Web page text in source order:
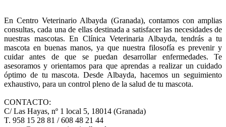
En Centro Veterinario Albayda (Granada), contamos con amplias
consultas, cada una de ellas destinada a satisfacer las necesidades de
nuestras mascotas. En Clínica Veterinaria Albayda, tendrás a tu
mascota en buenas manos, ya que nuestra filosofía es prevenir y
cuidar antes de que se puedan desarrollar enfermedades. Te
asesoramos y orientamos para que aprendas a realizar un cuidado
óptimo de tu mascota. Desde Albayda, hacemos un seguimiento
exhaustivo, para un control pleno de la salud de tu mascota.
CONTACTO:
C/ Las Hayas, nº 1 local 5, 18014 (Granada)
T. 958 15 28 81 / 608 48 21 44